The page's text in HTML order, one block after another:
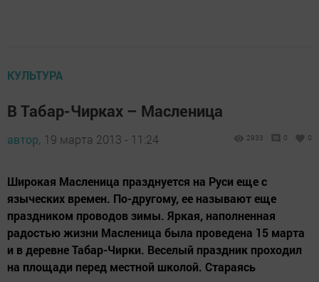
КУЛЬТУРА
В Табар-Чирках – Масленица
автор, 19 марта 2013 - 11:24 2933 0 0
Широкая Масленица празднуется на Руси еще с
языческих времен. По-другому, ее называют еще
праздником проводов зимы. Яркая, наполненная
радостью жизни Масленица была проведена 15 марта
и в деревне Табар-Чирки. Веселый праздник проходил
на площади перед местной школой. Стараясь